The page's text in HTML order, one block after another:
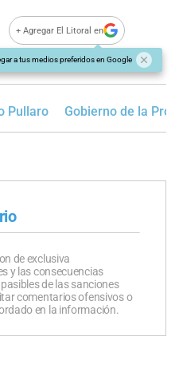
+ Agregar El Litoral en
a tus medios preferidos en Google
Pullaro Gobierno de la
de exclusiva
y las consecuencias
de las sanciones
comentarios ofensivos o
en la información.